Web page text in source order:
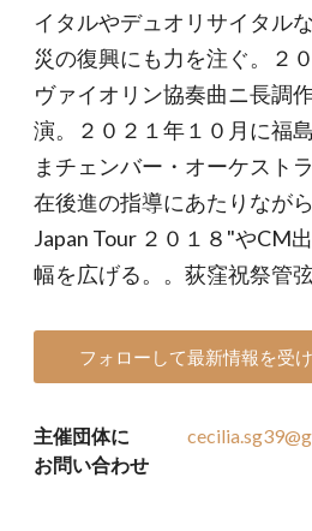
イタルやデュオリサイタル
災の復興にも力を注ぐ。２
ヴァイオリン協奏曲ニ長調
演。２０２１年１０月に福
まチェンバー・オーケスト
在後進の指導にあたりなが
Japan Tour ２０１８"やCM
幅を広げる。。荻窪祝祭管
フォローして最新情報を受
主催団体に
お問い合わせ